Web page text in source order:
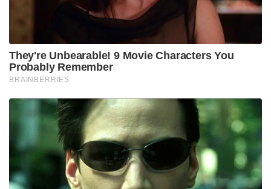
പൂർണമായും ആസൂത്രണം ചെയ്തതാണ്. 11
വയസ്സായ കുട്ടി ഡേറ്റ് കൃത്യമായി പറയുന്നതും ചെറിയ
കാര്യങ്ങൾ പോലും തമ്മിൽ ബന്ധിപ്പിച്ച് പറയാൻ
നോക്കിയതുമെല്ലാം ഈ ആസൂത്രണത്തിന്റെ
ഭാഗമാണ്. പക്ഷേ വലിയ ആസൂത്രണം നടത്തിയതാണ്‌
ഡേറ്റുകളെല്ലാം പറഞ്ഞപ്പോൾ അന്നേ ദിവസം
പദ്മരാജൻ മാഷ് സ്കൂളിലുണ്ടായിരുന്നോ ഇല്ലയോ
എന്ന് അന്വേഷിക്കാനും അതിനനുസരിച്ച് കാര്യങ്ങൾ
ചെയ്യാനും കഴിഞ്ഞില്ല. രണ്ട് മാസം മുൻപുണ്ടായിരുന്ന
സംഭവമാണല്ലോ . നടക്കാത്ത സംഭവത്തിൽ
ആസൂത്രണം ചെയ്ത് കെട്ടിപ്പൊക്കാൻ പൊലീസിനു